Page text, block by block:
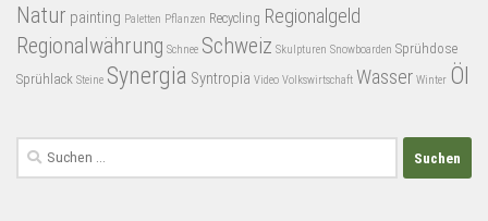
Natur painting Paletten Pflanzen Recycling Regionalgeld
Regionalwährung Schnee Schweiz Skulpturen Snowboarden Sprühdose
Sprühlack Steine Synergia Syntropia Video Volkswirtschaft Wasser Winter Öl
Suchen
nach: